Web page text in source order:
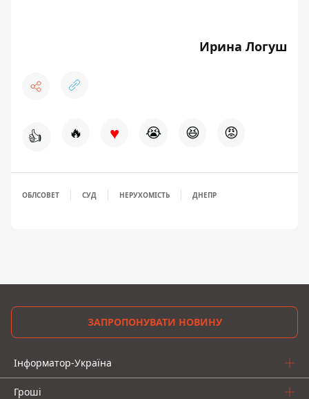
Ирина Логуш
👍 🔥 ♥ 😭 😆 😡
ОБЛСОВЕТ СУД НЕРУХОМІСТЬ ДНЕПР
ЗАПРОПОНУВАТИ НОВИНУ
Інформатор-Україна
Гроші